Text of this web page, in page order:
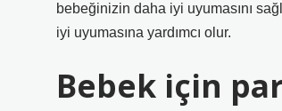
bebeğinizin daha iyi uyumasını
iyi uyumasına yardımcı olur.
Bebek için